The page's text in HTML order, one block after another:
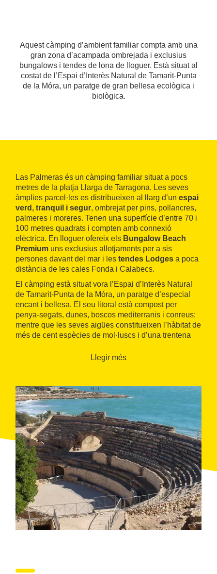
Aquest càmping d’ambient familiar compta amb una
gran zona d’acampada ombrejada i exclusius
bungalows i tendes de lona de lloguer. Està situat al
costat de l’Espai d’Interès Natural de Tamarit-Punta
de la Móra, un paratge de gran bellesa ecològica i
biològica.
Las Palmeras és un càmping familiar situat a pocs
metres de la platja Llarga de Tarragona. Les seves
àmplies parcel·les es distribueixen al llarg d’un espai
verd, tranquil i segur, ombrejat per pins, pollancres,
palmeres i moreres. Tenen una superfície d’entre 70 i
100 metres quadrats i compten amb connexió
elèctrica. En lloguer ofereix els Bungalow Beach
Premium uns exclusius allotjaments per a sis
persones davant del mar i les tendes Lodges a poca
distància de les cales Fonda i Calabecs.
El càmping està situat vora l’Espai d’Interès Natural
de Tamarit-Punta de la Móra, un paratge d’especial
encant i bellesa. El seu litoral està compost per
penya-segats, dunes, boscos mediterranis i conreus;
mentre que les seves aigües constitueixen l’hàbitat de
més de cent espècies de mol·luscs i d’una trentena
Llegir més